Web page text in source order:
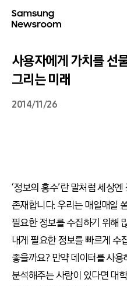
사용자에게 가치를 선
그리는 미래
2014/11/26
‘정보의 홍수’란 말처럼 세상
존재합니다. 우리는 매일매일
필요한 정보를 수집하기 위해
내게 필요한 정보를 빠르게 수
좋을까요? 만약 데이터를 사용
분석해주는 사람이 있다면 대